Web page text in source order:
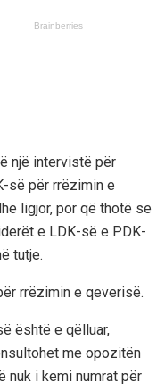
një intervistë për
së për rrëzimin e
ligjor, por që thotë se
e LDK-së e PDK-
tutje.
rrëzimin e qeverisë.
është e qëlluar,
me opozitën
nuk i kemi numrat për